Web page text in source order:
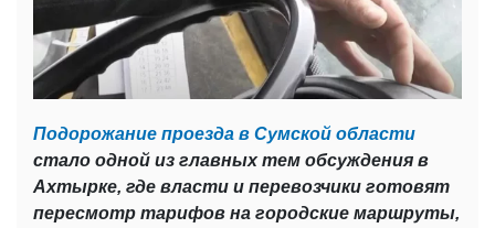
Подорожание проезда в Сумской области
стало одной из главных тем обсуждения в
Ахтырке, где власти и перевозчики готовят
пересмотр тарифов на городские маршруты,